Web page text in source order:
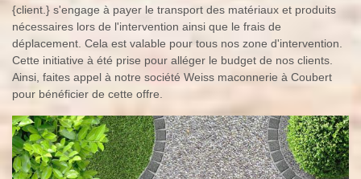
{client.} s'engage à payer le transport des matériaux et produits
nécessaires lors de l'intervention ainsi que le frais de
déplacement. Cela est valable pour tous nos zone d'intervention.
Cette initiative à été prise pour alléger le budget de nos clients.
Ainsi, faites appel à notre société Weiss maconnerie à Coubert
pour bénéficier de cette offre.